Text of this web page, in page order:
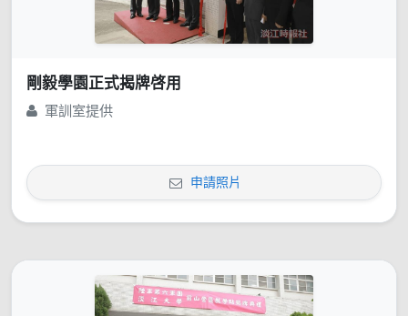
剛毅學園正式揭牌啓用
軍訓室提供
申請照片